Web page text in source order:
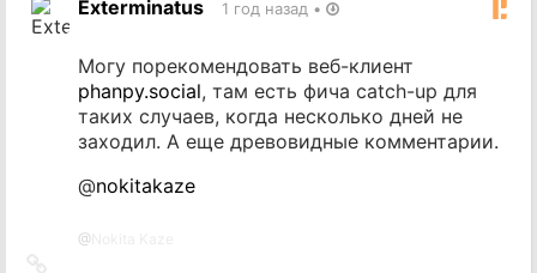
источник
Exterminatus 1 год назад •
Могу порекомендовать веб-клиент
phanpy.social, там есть фича catch-up для
таких случаев, когда несколько дней не
заходил. А еще древовидные комментарии.
@nokitakaze
@